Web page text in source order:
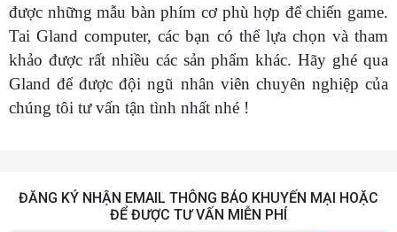
được những mẫu bàn phím cơ phù hợp để chiến game.
Tai Gland computer, các bạn có thể lựa chọn và tham
khảo được rất nhiều các sản phẩm khác. Hãy ghé qua
Gland để được đội ngũ nhân viên chuyên nghiệp của
chúng tôi tư vấn tận tình nhất nhé !
ĐĂNG KÝ NHẬN EMAIL THÔNG BÁO KHUYẾN MẠI HOẶC
ĐỂ ĐƯỢC TƯ VẤN MIỄN PHÍ